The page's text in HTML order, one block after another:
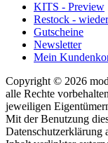
KITS - Preview
Restock -
Gutscheine
Newsletter
Mein
Copyright © 2026
alle Rechte
jeweiligen
Mit der Benutzung
Datenschutzerklärung